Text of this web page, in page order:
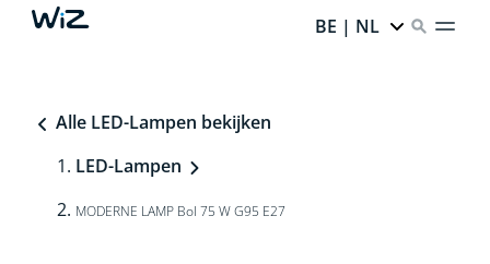
BE | NL
Alle LED-Lampen bekijken
LED-Lampen
MODERNE LAMP Bol 75 W G95 E27